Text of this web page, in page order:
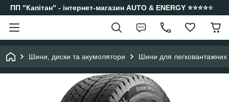
ПП "Капітан" - інтернет-магазин AUTO & ENERGY ⭐️⭐️⭐️⭐️⭐️
Шини, диски та акумолятори Шини для легковантажних